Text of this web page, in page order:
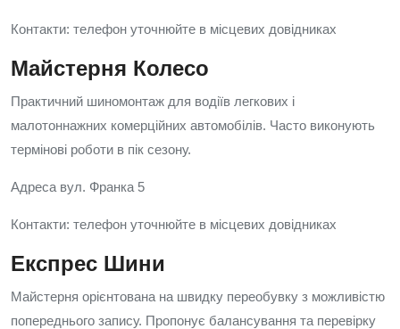
Контакти: телефон уточнюйте в місцевих довідниках
Майстерня Колесо
Практичний шиномонтаж для водіїв легкових і
малотоннажних комерційних автомобілів. Часто виконують
термінові роботи в пік сезону.
Адреса вул. Франка 5
Контакти: телефон уточнюйте в місцевих довідниках
Експрес Шини
Майстерня орієнтована на швидку переобувку з можливістю
попереднього запису. Пропонує балансування та перевірку